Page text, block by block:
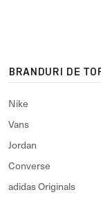
BRANDURI DE
Nike
Vans
Jordan
Converse
adidas Originals